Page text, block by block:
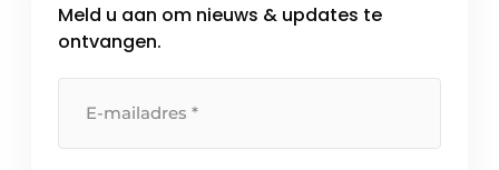
Meld u aan om nieuws & updates te
ontvangen.